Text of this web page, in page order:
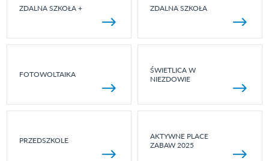
ZDALNA SZKOŁA + ZDALNA SZKOŁA
FOTOWOLTAIKA
ŚWIETLICA W
NIEZDOWIE
PRZEDSZKOLE
AKTYWNE PLACE
ZABAW 2025